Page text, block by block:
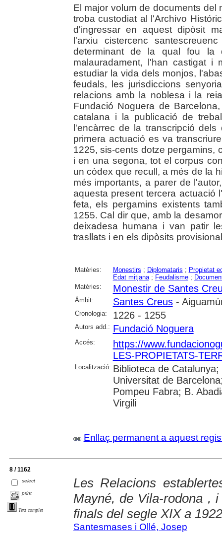
El major volum de documents del
troba custodiat al l'Archivo
d'ingressar en aquest dipòsit
l'arxiu cistercenc
determinant de la qual fou la
malauradament, l'han castigat i
estudiar la vida dels monjos,
feudals, les jurisdiccions
relacions amb la noblesa i la
Fundació Noguera de
catalana i la publicació de
l'encàrrec de la transcripció
primera actuació es va
1225, sis-cents dotze pergamins,
i en una segona, tot el corpus
un còdex que recull, a més de la
més importants, a parer de
aquesta present tercera actuació
feta, els pergamins existents
1255. Cal dir que, amb la
deixadesa humana i van patir
trasllats i en els dipòsits
Matèries: Monestirs ; Diplomataris ; Propietat
Edat mitjana; Feudalisme;
Matèries:
Monestir de Santes
Àmbit: Santes Creus-
Cronologia: 1226 - 1255
Autors add.: Fundació Noguera
Accés:
https://
LES-PROPIETATS-
Localització: Biblioteca de
Universitat de
Pompeu Fabra; B.
Virgili
Enllaç permanent a aquest
8 / 1162
select
print
Text complet
Les Relacions
Mayné, de Vila-rodona ,
finals del segle XIX a 1922
Santesmases i Ollé, Josep